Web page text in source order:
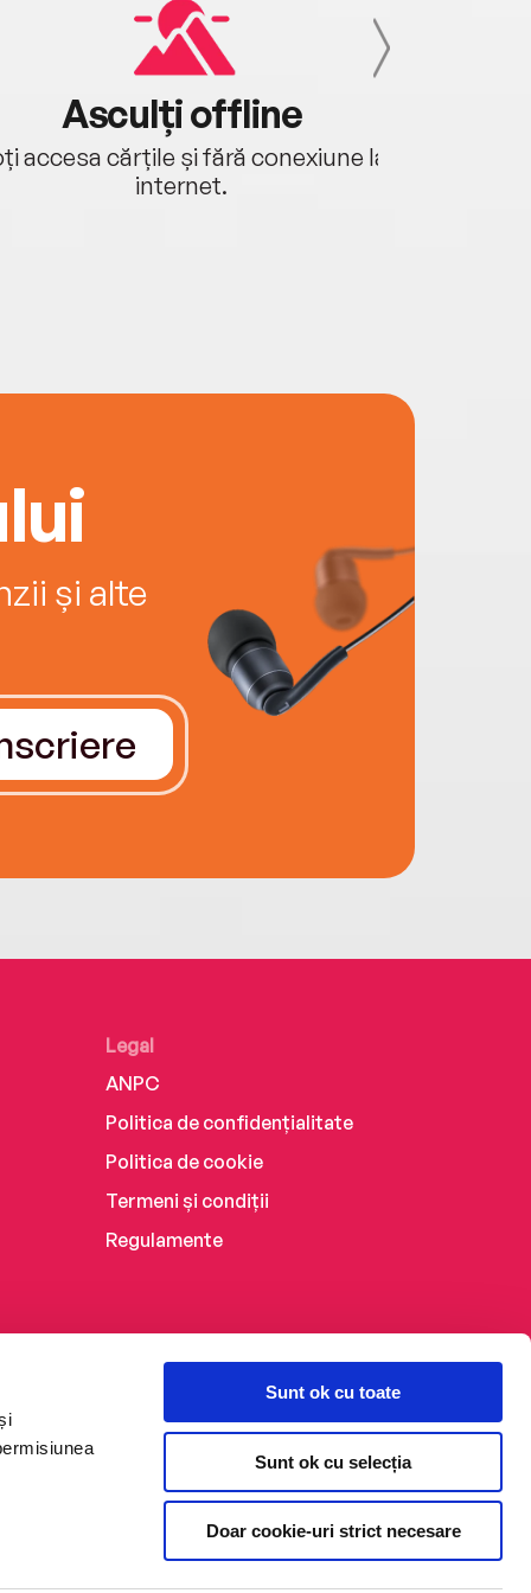
Sunt ok cu toate
Sunt ok cu selecția
Doar cookie-uri strict necesare
Asculți offline
accesa cărțile și fără conexiune la
internet.
și alte
Legal
ANPC
Politica de confidențialitate
Politica de cookie
Termeni și condiții
Regulamente